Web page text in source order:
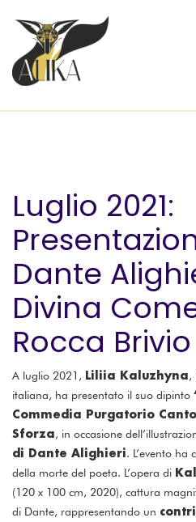
Luglio 2021:
Dante
Divina
Rocca
A luglio 2021, Liliia Kaluzhyna,
italiana, ha presentato il suo dipinto
Commedia Purgatorio
Sforza, in occasione
di Dante Alighieri. L’evento ha
della morte del poeta. L’opera di
(120 x 100 cm, 2020), cattura
di Dante, rappresentando un